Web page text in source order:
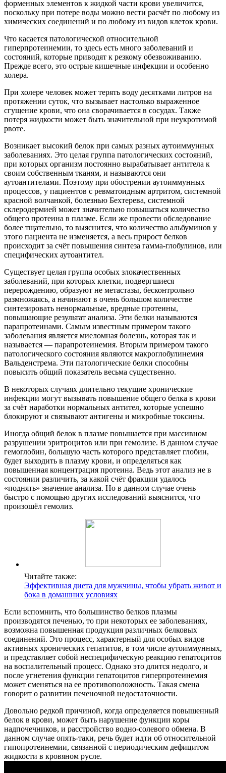
форменных элементов к жидкой части крови увеличится,
поскольку при потере воды можно вести расчёт по любому из
химических соединений и по любому из видов клеток крови.
Что касается патологической относительной
гиперпротеинемии, то здесь есть много заболеваний и
состояний, которые приводят к резкому обезвоживанию.
Прежде всего, это острые кишечные инфекции и особенно
холера.
При холере человек может терять воду десятками литров на
протяжении суток, что вызывает настолько выраженное
сгущение крови, что она сворачивается в сосудах. Также
потеря жидкости может быть значительной при неукротимой
рвоте.
Возникает высокий белок при самых разных аутоиммунных
заболеваниях. Это целая группа патологических состояний,
при которых организм постоянно вырабатывает антитела к
своим собственным тканям, и называются они
аутоантителами. Поэтому при обострении аутоиммунных
процессов, у пациентов с ревматоидным артритом, системной
красной волчанкой, болезнью Бехтерева, системной
склеродермией может значительно повышаться количество
общего протеина в плазме. Если же провести обследование
более тщательно, то выяснится, что количество альбуминов у
этого пациента не изменяется, а весь прирост белков
происходит за счёт повышения синтеза гамма-глобулинов, или
специфических аутоантител.
Существует целая группа особых злокачественных
заболеваний, при которых клетки, подвергшиеся
перерождению, образуют не метастазы, бесконтрольно
размножаясь, а начинают в очень большом количестве
синтезировать ненормальные, вредные протеины,
повышающие результат анализа. Эти белки называются
парапротеинами. Самым известным примером такого
заболевания является миеломная болезнь, которая так и
называется — парапротеинемия. Вторым примером такого
патологического состояния являются макроглобулинемия
Вальденстрема. Эти патологические белки способны
повысить общий показатель весьма существенно.
В некоторых случаях длительно текущие хронические
инфекции могут вызывать повышение общего белка в крови
за счёт наработки нормальных антител, которые успешно
блокируют и связывают антигены и микробные токсины.
Иногда общий белок в плазме повышается при массивном
разрушении эритроцитов или при гемолизе. В данном случае
гемоглобин, большую часть которого представляет глобин,
будет выходить в плазму крови, и определяться как
повышенная концентрация протеина. Ведь этот анализ не в
состоянии различить, за какой счёт фракции удалось
«поднять» значение анализа. Но в данном случае очень
быстро с помощью других исследований выяснится, что
произошёл гемолиз.
Читайте также:
Эффективная диета для мужчины, чтобы убрать живот и
бока в домашних условиях
Если вспомнить, что большинство белков плазмы
производятся печенью, то при некоторых ее заболеваниях,
возможна повышенная продукция различных белковых
соединений. Это процесс, характерный для особых видов
активных хронических гепатитов, в том числе аутоиммунных,
и представляет собой неспецифическую реакцию гепатоцитов
на воспалительный процесс. Однако это длится недолго, и
после угнетения функции гепатоцитов гиперпротеинемия
может сменяться на ее противоположность. Такая смена
говорит о развитии печеночной недостаточности.
Довольно редкой причиной, когда определяется повышенный
белок в крови, может быть нарушение функции коры
надпочечников, и расстройство водно-солевого обмена. В
данном случае опять-таки, речь будет идти об относительной
гипопротеинемии, связанной с периодическим дефицитом
жидкости в кровяном русле.